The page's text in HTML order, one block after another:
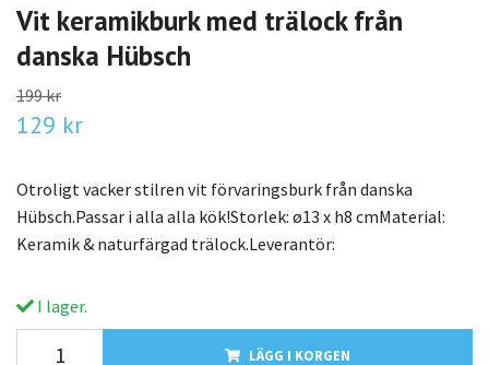
Vit keramikburk med trälock från
danska Hübsch
199 kr
129 kr
Otroligt vacker stilren vit förvaringsburk från danska
Hübsch.Passar i alla alla kök!Storlek: ø13 x h8 cmMaterial:
Keramik & naturfärgad trälock.Leverantör:
I lager.
LÄGG I KORGEN